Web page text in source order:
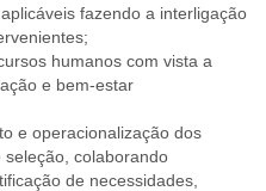
fazendo a interligação
humanos com vista a
e bem-estar
e operacionalização dos
colaborando
de necessidades,